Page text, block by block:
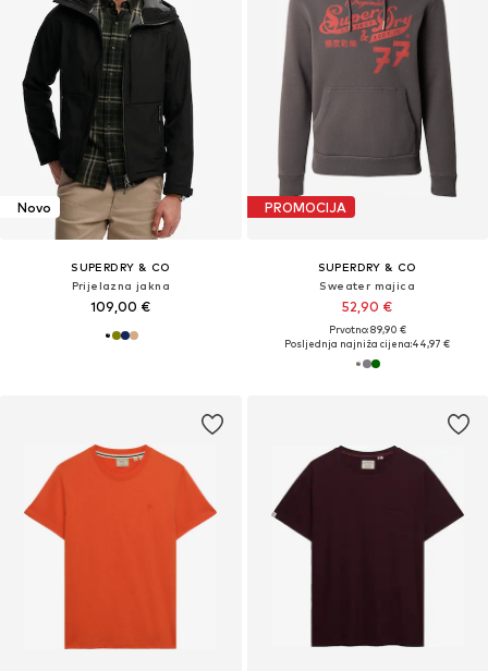
Novo
SUPERDRY & CO
Prijelazna jakna
109,00 €
PROMOCIJA
SUPERDRY & CO
Sweater majica
52,90 €
Prvotno: 89,90 €
Posljednja najniža cijena:44,97 €